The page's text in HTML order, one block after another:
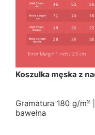
Koszulka męska z
Gramatura 180 g/m²
bawełna